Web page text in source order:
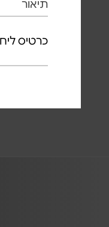
תיאור
כרטיס